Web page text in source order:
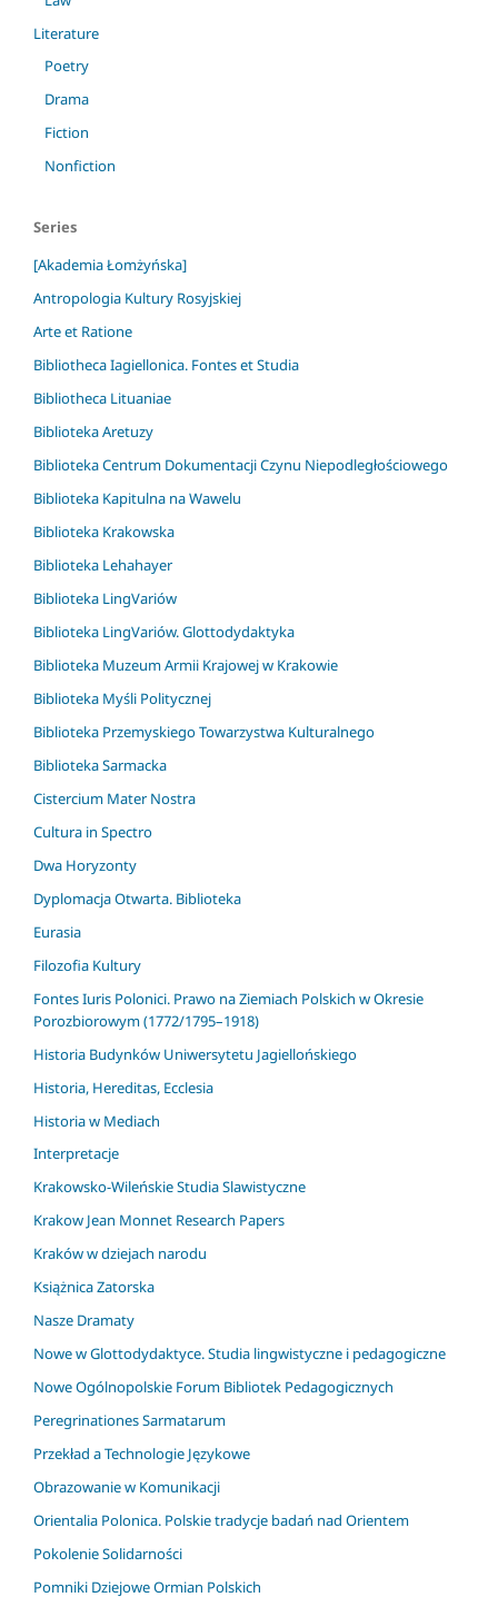
Literature
Poetry
Drama
Fiction
Nonfiction
Series
[Akademia Łomżyńska]
Antropologia Kultury Rosyjskiej
Arte et Ratione
Bibliotheca Iagiellonica. Fontes et Studia
Bibliotheca Lituaniae
Biblioteka Aretuzy
Biblioteka Centrum Dokumentacji Czynu Niepodległościowego
Biblioteka Kapitulna na Wawelu
Biblioteka Krakowska
Biblioteka Lehahayer
Biblioteka LingVariów
Biblioteka LingVariów. Glottodydaktyka
Biblioteka Muzeum Armii Krajowej w Krakowie
Biblioteka Myśli Politycznej
Biblioteka Przemyskiego Towarzystwa Kulturalnego
Biblioteka Sarmacka
Cistercium Mater Nostra
Cultura in Spectro
Dwa Horyzonty
Dyplomacja Otwarta. Biblioteka
Eurasia
Filozofia Kultury
Fontes Iuris Polonici. Prawo na Ziemiach Polskich w Okresie
Porozbiorowym (1772/1795–1918)
Historia Budynków Uniwersytetu Jagiellońskiego
Historia, Hereditas, Ecclesia
Historia w Mediach
Interpretacje
Krakowsko-Wileńskie Studia Slawistyczne
Krakow Jean Monnet Research Papers
Kraków w dziejach narodu
Książnica Zatorska
Nasze Dramaty
Nowe w Glottodydaktyce. Studia lingwistyczne i pedagogiczne
Nowe Ogólnopolskie Forum Bibliotek Pedagogicznych
Peregrinationes Sarmatarum
Przekład a Technologie Językowe
Obrazowanie w Komunikacji
Orientalia Polonica. Polskie tradycje badań nad Orientem
Pokolenie Solidarności
Pomniki Dziejowe Ormian Polskich